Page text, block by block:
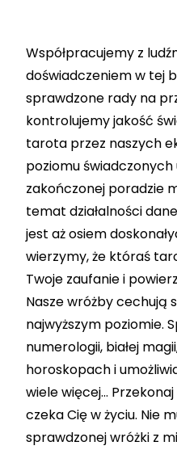
Współpracujemy z
doświadczeniem w tej
sprawdzone rady na
kontrolujemy jakość
tarota przez naszych
poziomu świadczonych
zakończonej poradzie
temat działalności
jest aż osiem
wierzymy, że któraś
Twoje zaufanie i
Nasze wróżby cechują
najwyższym poziomie.
numerologii, białej
horoskopach i
wiele więcej…
czeka Cię w życiu. Nie
sprawdzonej wróżki z